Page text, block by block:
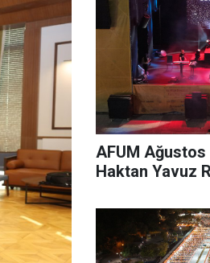
AFUM Ağustos
Haktan Yavuz